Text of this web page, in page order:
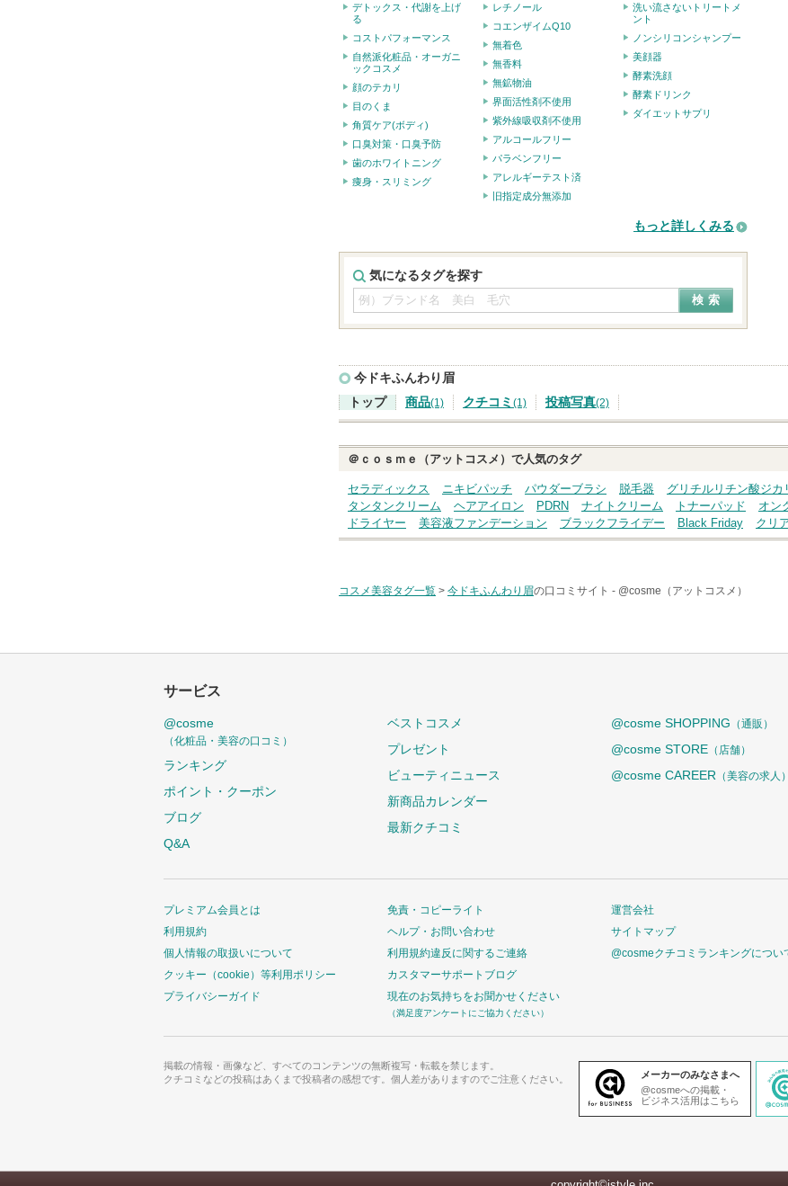
デトックス・代謝を上げ
る
コストパフォーマンス
自然派化粧品・オーガニ
ックコスメ
顔のテカリ
目のくま
角質ケア(ボディ)
口臭対策・口臭予防
歯のホワイトニング
痩身・スリミング
レチノール
コエンザイムQ10
無着色
無香料
無鉱物油
界面活性剤不使用
紫外線吸収剤不使用
アルコールフリー
パラベンフリー
アレルギーテスト済
旧指定成分無添加
洗い流さないトリートメ
ント
ノンシリコンシャンプー
美顔器
酵素洗顔
酵素ドリンク
ダイエットサプリ
もっと詳しくみる
気になるタグを探す
今ドキふんわり眉
トップ
商品(1) クチコミ (1) 投稿写真(2)
＠ｃｏｓｍｅ（アットコスメ）で人気のタグ
セラディックス ニキビパッチ パウダーブラシ 脱毛器 グリチルリチン酸ジカ
タンタンクリーム
ヘアアイロン PDRN ナイトクリーム トナーパッド オン
ドライヤー
美容液ファンデーション ブラックフライデー Black Friday クリ
コスメ美容タグ一覧 > 今ドキふんわり眉の口コミサイト - @cosme（アットコスメ）
サービス
@cosme
（化粧品・美容の口コミ）
ランキング
ポイント・クーポン
ブログ
Q&A
ベストコスメ
プレゼント
ビューティニュース
新商品カレンダー
最新クチコミ
@cosme SHOPPING （通販）
@cosme STORE （店舗）
@cosme CAREER （美容の求人）
プレミアム会員とは
利用規約
個人情報の取扱いについて
クッキー（cookie）等利用ポリシー
プライバシーガイド
免責・コピーライト
ヘルプ・お問い合わせ
利用規約違反に関するご連絡
カスタマーサポートブログ
現在のお気持ちをお聞かせください
（満足度アンケートにご協力ください）
運営会社
サイトマップ
@cosmeクチコミランキングについ
掲載の情報・画像など、すべてのコンテンツの無断複写・転載を禁じます。
クチコミなどの投稿はあくまで投稿者の感想です。個人差がありますのでご注意ください。
メーカーのみなさまへ
@cosmeへの掲載・
ビジネス活用はこちら